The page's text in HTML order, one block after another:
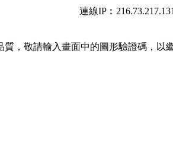
連線
，敬請輸入畫面中的圖形驗證碼，以